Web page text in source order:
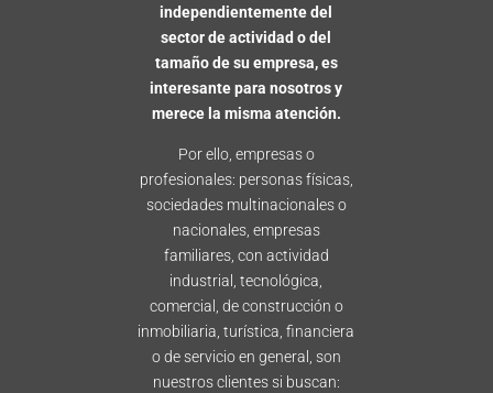
independientemente del
sector de actividad o del
tamaño de su empresa, es
interesante para nosotros y
merece la misma atención.
Por ello, empresas o
profesionales: personas físicas,
sociedades multinacionales o
nacionales, empresas
familiares, con actividad
industrial, tecnológica,
comercial, de construcción o
inmobiliaria, turística, financiera
o de servicio en general, son
nuestros clientes si buscan: